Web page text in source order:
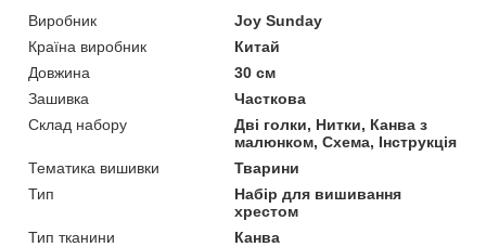
Виробник
Joy Sunday
Країна виробник
Китай
Довжина
30 см
Зашивка
Часткова
Склад набору
Дві голки, Нитки, Канва з
малюнком, Схема, Інструкція
Тематика вишивки
Тварини
Тип
Набір для вишивання
хрестом
Тип тканини
Канва